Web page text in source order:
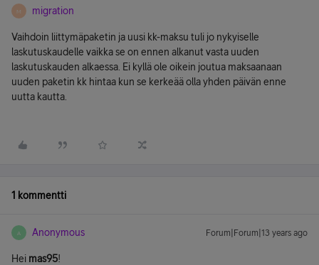
M migration
Vaihdoin liittymäpaketin ja uusi kk-maksu tuli jo nykyiselle
laskutuskaudelle vaikka se on ennen alkanut vasta uuden
laskutuskauden alkaessa. Ei kyllä ole oikein joutua maksaanaan
uuden paketin kk hintaa kun se kerkeää olla yhden päivän enne
uutta kautta.
1 kommentti
A Anonymous Forum|Forum|13 years ago
Hei mas95!